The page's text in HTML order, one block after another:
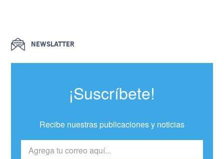
NEWSLATTER
¡Suscríbete!
Recibe nuestras publicaciones y noticias